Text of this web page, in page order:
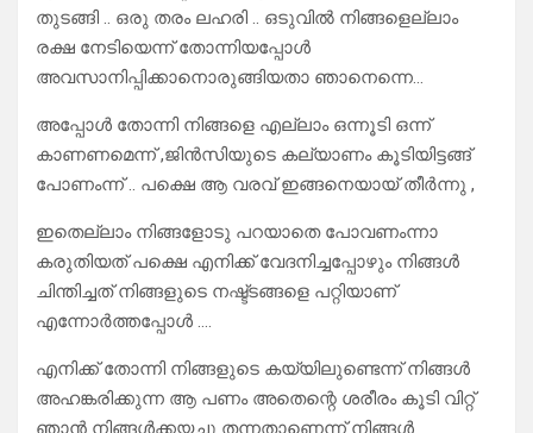
തുടങ്ങി .. ഒരു തരം ലഹരി .. ഒടുവിൽ നിങ്ങളെല്ലാം
രക്ഷ നേടിയെന്ന് തോന്നിയപ്പോൾ
അവസാനിപ്പിക്കാനൊരുങ്ങിയതാ ഞാനെന്നെ…
അപ്പോൾ തോന്നി നിങ്ങളെ എല്ലാം ഒന്നൂടി ഒന്ന്
കാണണമെന്ന് ,ജിൻസിയുടെ കല്യാണം കൂടിയിട്ടങ്ങ്
പോണംന്ന് .. പക്ഷെ ആ വരവ് ഇങ്ങനെയായ് തീർന്നു ,
ഇതെല്ലാം നിങ്ങളോടു പറയാതെ പോവണംന്നാ
കരുതിയത് പക്ഷെ എനിക്ക് വേദനിച്ചപ്പോഴും നിങ്ങൾ
ചിന്തിച്ചത് നിങ്ങളുടെ നഷ്ട്ടങ്ങളെ പറ്റിയാണ്
എന്നോർത്തപ്പോൾ ….
എനിക്ക് തോന്നി നിങ്ങളുടെ കയ്യിലുണ്ടെന്ന് നിങ്ങൾ
അഹങ്കരിക്കുന്ന ആ പണം അതെന്റെ ശരീരം കൂടി വിറ്റ്